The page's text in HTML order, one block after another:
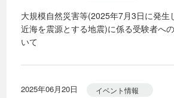
大規模自然災害等(2025年7月3日に発生
近海を震源とする地震)に係る受験者へ
いて
2025年06月20日 イベント情報